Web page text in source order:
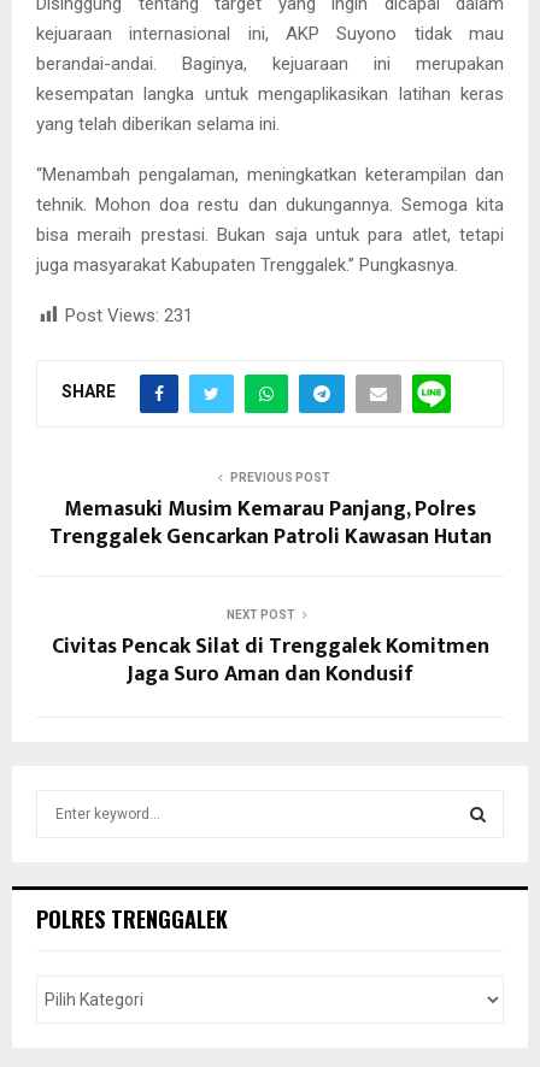
kejuaraan internasional ini, AKP Suyono tidak mau
berandai-andai. Baginya, kejuaraan ini merupakan
kesempatan langka untuk mengaplikasikan latihan keras
yang telah diberikan selama ini.
“Menambah pengalaman, meningkatkan keterampilan dan
tehnik. Mohon doa restu dan dukungannya. Semoga kita
bisa meraih prestasi. Bukan saja untuk para atlet, tetapi
juga masyarakat Kabupaten Trenggalek.” Pungkasnya.
Post Views: 231
SHARE
PREVIOUS POST
Memasuki Musim Kemarau Panjang, Polres
Trenggalek Gencarkan Patroli Kawasan Hutan
NEXT POST
Civitas Pencak Silat di Trenggalek Komitmen
Jaga Suro Aman dan Kondusif
hPOLRES TRENGGALEK